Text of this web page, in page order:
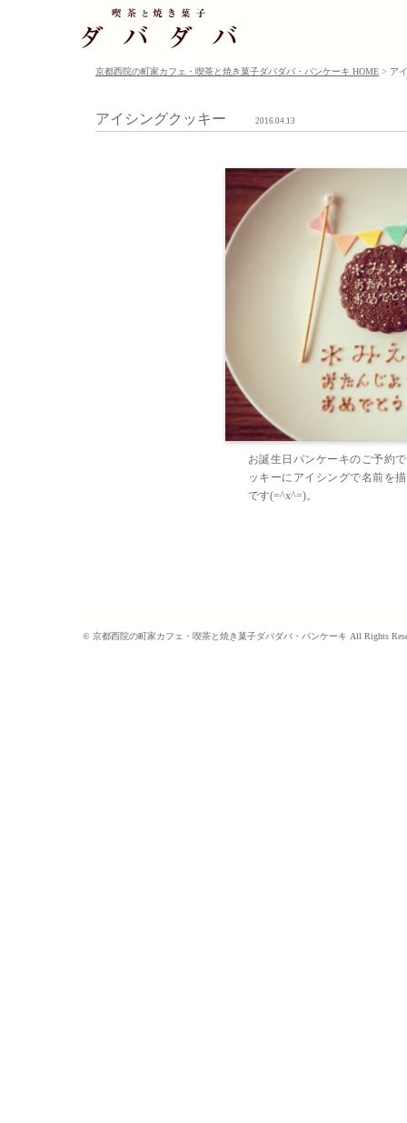
京都西院の町家カフェ・喫茶と焼き菓子ダバダバ・パンケーキ HOME > ア
アイシングクッキー 2016.04.13
お誕生日パンケーキのご予約
ッキーにアイシングで名前を
です(=^x^=)。
© 京都西院の町家カフェ・喫茶と焼き菓子ダバダバ・パンケーキ All Rights